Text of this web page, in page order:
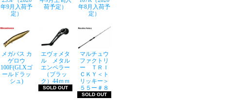
年9月入荷予
定）
荷予定）
年8月入荷予
定）
メガバス カ
ゲロウ
100F(GLXゴ
ールドラッ
シュ)
エヴォメタ
ル メタル
エンペラー
（ブラッ
ク）44ｍｍ
SOLD OUT
マルチュウ
ファクトリ
ー ＴＲＩ
ＣＫＹ＜ト
リッキー＞
５５ー＃８
SOLD OUT